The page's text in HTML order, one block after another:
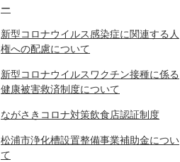
ー
新型コロナウイルス感染症に関連する人
権への配慮について
新型コロナウイルスワクチン接種に係る
健康被害救済制度について
ながさきコロナ対策飲食店認証制度
松浦市浄化槽設置整備事業補助金につい
て